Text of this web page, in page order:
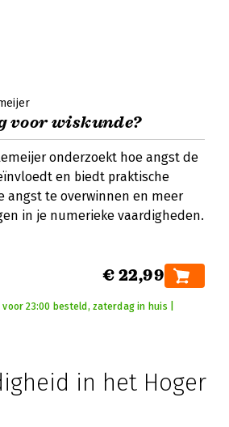
voor wiskunde?
onderzoekt hoe angst de
en biedt praktische
angst te overwinnen en meer
in je numerieke vaardigheden.
€ 22,99
23:00 besteld, zaterdag in huis |
in het Hoger